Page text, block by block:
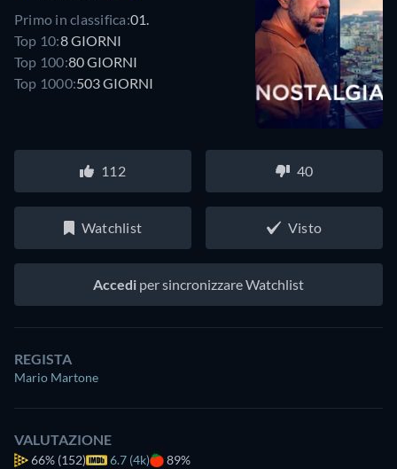
Primo in classifica:01.
Top 10:8 GIORNI
Top 100:80 GIORNI
Top 1000:503 GIORNI
112 40
Watchlist Visto
Accedi per sincronizzare Watchlist
REGISTA
Mario Martone
VALUTAZIONE
66% (152) 6.7 (4k) 89%